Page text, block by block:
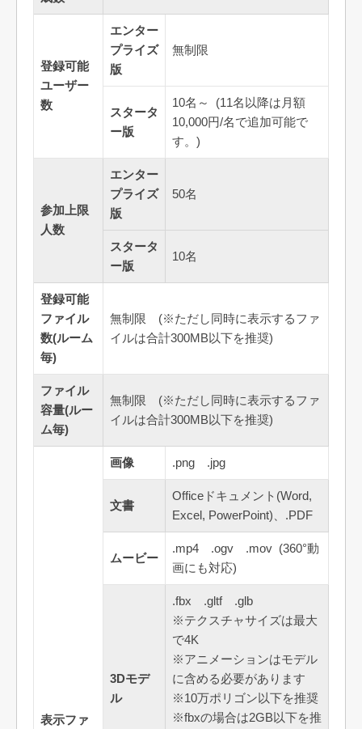
登録可能
ユーザー
数
エンター
プライズ
版
無制限
スタータ
ー版
10名～ (11名以降は月額
10,000円/名で追加可能で
す。)
参加上限
人数
エンター
プライズ
版
50名
スタータ
ー版
10名
登録可能
ファイル
数(ルーム
毎)
無制限 (※ただし同時に表示するファ
イルは合計300MB以下を推奨)
ファイル
容量(ルー
ム毎)
無制限 (※ただし同時に表示するファ
イルは合計300MB以下を推奨)
表示ファ
画像 .png .jpg
文書
Officeドキュメント(Word,
Excel, PowerPoint)、.PDF
ムービー
.mp4 .ogv .mov (360°動
画にも対応)
3Dモデ
ル
.fbx .gltf .glb
※テクスチャサイズは最大
で4K
※アニメーションはモデル
に含める必要があります
※10万ポリゴン以下を推奨
※fbxの場合は2GB以下を推